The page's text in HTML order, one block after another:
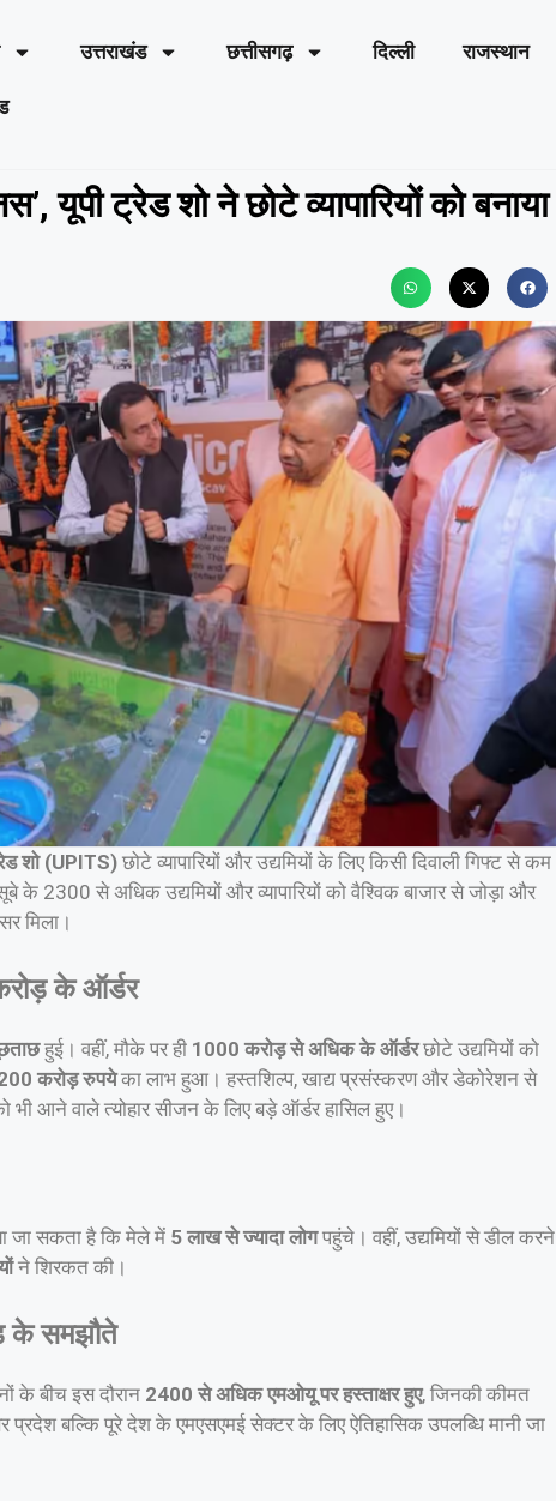
उत्तराखंड छत्तीसगढ़ दिल्ली राजस्थान
यूपी ट्रेड शो ने छोटे व्यापारियों को बनाया
शो (UPITS)छोटे व्यापारियों और उद्यमियों के लिए किसी दिवाली गिफ्ट से कम
2300 से अधिक उद्यमियों और व्यापारियों को वैश्विक बाजार से जोड़ा और
मिला।
के ऑर्डर
हुई। वहीं, मौके पर ही 1000 करोड़ से अधिक के ऑर्डरछोटे उद्यमियों को
करोड़ रुपयेका लाभ हुआ। हस्तशिल्प, खाद्य प्रसंस्करण और डेकोरेशन से
भी आने वाले त्योहार सीजन के लिए बड़े ऑर्डर हासिल हुए।
जा सकता है कि मेले में 5 लाख से ज्यादा लोगपहुंचे। वहीं, उद्यमियों से डील करने
ने शिरकत की।
के समझौते
के बीच इस दौरान 2400 से अधिक एमओयू पर हस्ताक्षर हुए, जिनकी कीमत
प्रदेश बल्कि पूरे देश के एमएसएमई सेक्टर के लिए ऐतिहासिक उपलब्धि मानी जा